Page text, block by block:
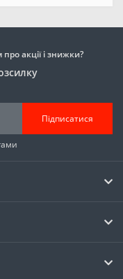
акції і знижки?
Підписатися